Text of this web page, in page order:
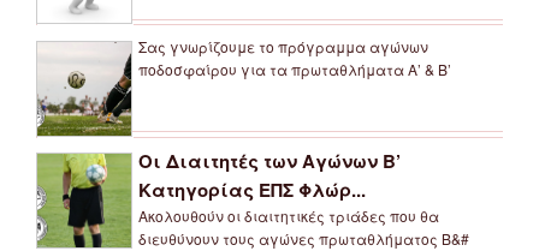
Σας γνωρίζουμε το πρόγραμμα αγώνων
ποδοσφαίρου για τα πρωταθλήματα Α’ & Β’
Οι Διαιτητές των Αγώνων Β’
Κατηγορίας ΕΠΣ Φλώρ...
Ακολουθούν οι διαιτητικές τριάδες που θα
διευθύνουν τους αγώνες πρωταθλήματος Β&#